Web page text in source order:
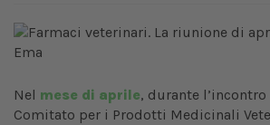
Nel mese di aprile, durante
Comitato per i Prodotti Medicinali